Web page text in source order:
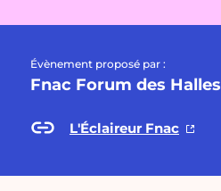
Évènement proposé par :
Fnac Forum des Halles
L'Éclaireur Fnac